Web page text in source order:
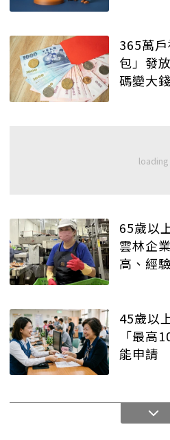
365萬
包」發
碼變大
65歲以
雲林企
高、經
45歲以
「最高
能申請